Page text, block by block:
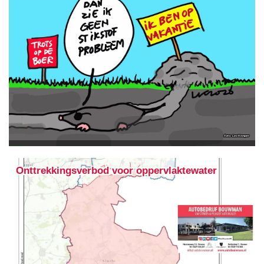
Leo Kemper
Onttrekkingsverbod voor oppervlaktewater